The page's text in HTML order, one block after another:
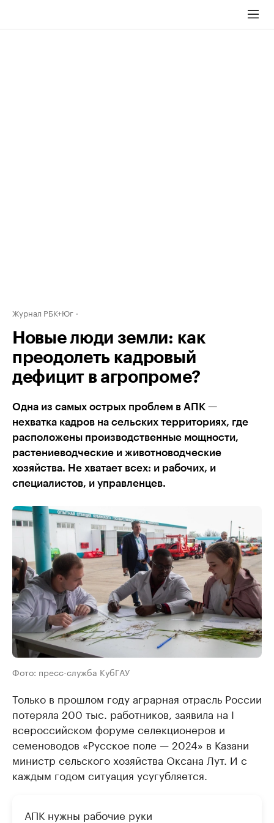
Журнал РБК+Юг
Новые люди земли: как
преодолеть кадровый
дефицит в агропроме?
Одна из самых острых проблем в АПК —
нехватка кадров на сельских территориях, где
расположены производственные мощности,
растениеводческие и животноводческие
хозяйства. Не хватает всех: и рабочих, и
специалистов, и управленцев.
Фото: пресс-служба КубГАУ
Только в прошлом году аграрная отрасль России
потеряла 200 тыс. работников, заявила на I
всероссийском форуме селекционеров и
семеноводов «Русское поле — 2024» в Казани
министр сельского хозяйства Оксана Лут. И с
каждым годом ситуация усугубляется.
АПК нужны рабочие руки